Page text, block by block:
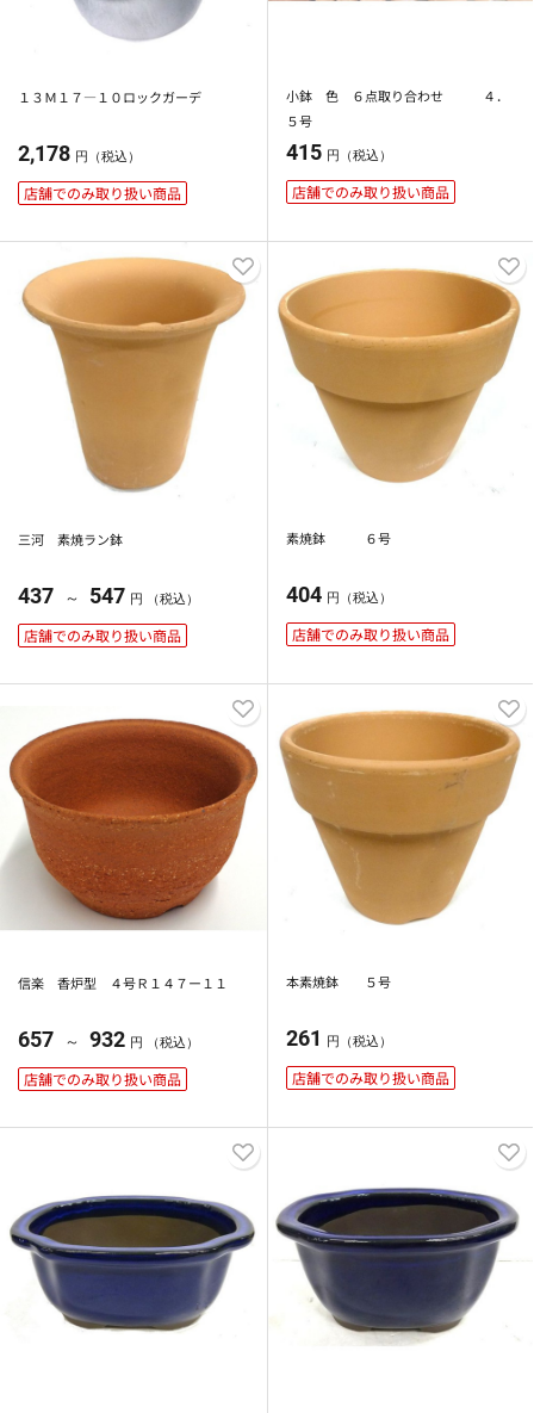
１３Ｍ１７―１０ロックガーデ
2,178 円（税込）
店舗でのみ取り扱い商品
小鉢 色 ６点取り合わせ ４．
５号
415 円（税込）
店舗でのみ取り扱い商品
三河 素焼ラン鉢
437 ～ 547 円 （税込）
店舗でのみ取り扱い商品
素焼鉢 ６号
404 円（税込）
店舗でのみ取り扱い商品
信楽 香炉型 ４号Ｒ１４７ー１１
657 ～ 932 円 （税込）
店舗でのみ取り扱い商品
本素焼鉢 ５号
261 円（税込）
店舗でのみ取り扱い商品